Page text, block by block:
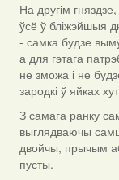
На другім
ўсё ў бліжэйшыя
- самка будзе
а для гэтага
не зможа і не
зародкі ў яйках
З самага ранку
выглядваючы
двойчы, прычым
пусты.